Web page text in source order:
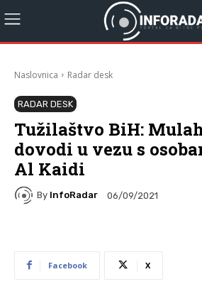
Naslovnica Radar desk
RADAR DESK
Tužilaštvo BiH:
dovodi u vezu s
Al Kaidi
By InfoRadar 06/09/2021
Facebook X